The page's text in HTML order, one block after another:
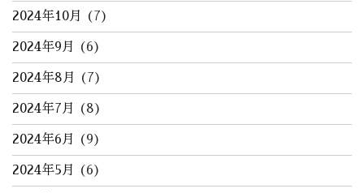
2024年10月 (7)
2024年9月 (6)
2024年8月 (7)
2024年7月 (8)
2024年6月 (9)
2024年5月 (6)